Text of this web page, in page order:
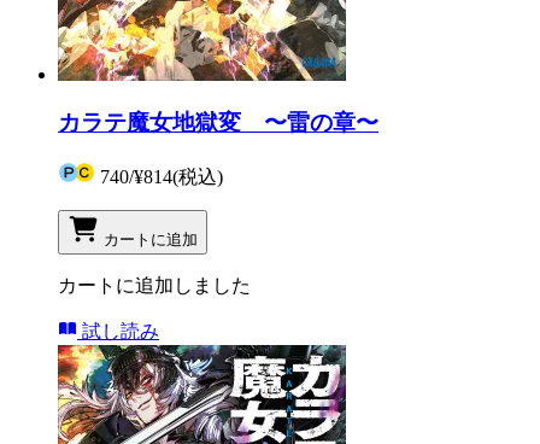
カラテ魔女地獄変 〜雷の章〜
740/¥814(税込)
カートに追加
カートに追加しました
試し読み